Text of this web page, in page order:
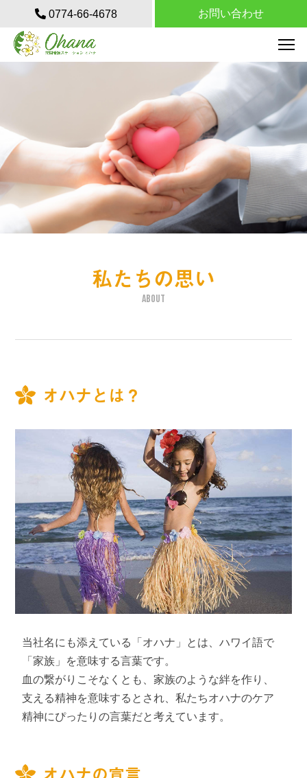
0774-66-4678 お問い合わせ
私たちの思い
about
オハナとは？
当社名にも添えている「オハナ」とは、ハワイ語で
「家族」を意味する言葉です。
血の繋がりこそなくとも、家族のような絆を作り、
支える精神を意味するとされ、私たちオハナのケア
精神にぴったりの言葉だと考えています。